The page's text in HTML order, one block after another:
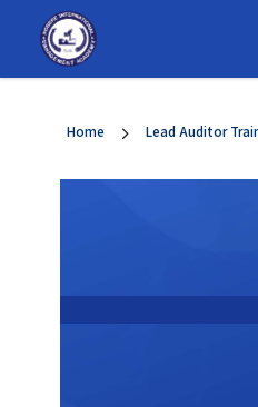
Home Lead Auditor